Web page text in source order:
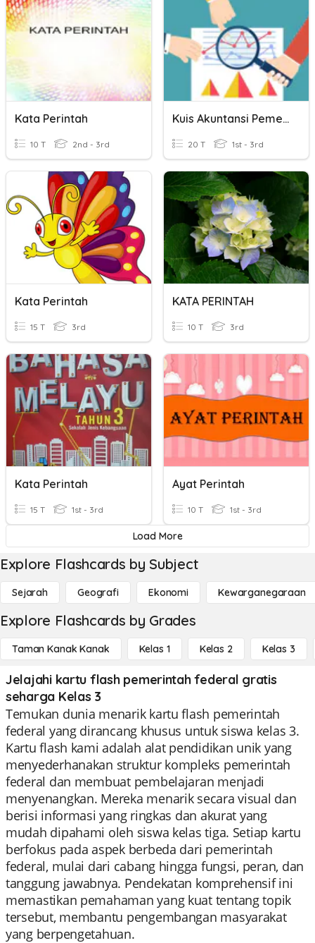
Kata Perintah
10 T 2nd - 3rd
Kuis Akuntansi Pemerintah- P2
20 T 1st - 3rd
Kata Perintah
15 T 3rd
KATA PERINTAH
10 T 3rd
Kata Perintah
15 T 1st - 3rd
Ayat Perintah
10 T 1st - 3rd
Load More
Explore Flashcards by Subject
Sejarah Geografi Ekonomi Kewarganegaraan
Explore Flashcards by Grades
Taman Kanak Kanak Kelas 1 Kelas 2 Kelas 3
Jelajahi kartu flash pemerintah federal gratis
seharga Kelas 3
Temukan dunia menarik kartu flash pemerintah
federal yang dirancang khusus untuk siswa kelas 3.
Kartu flash kami adalah alat pendidikan unik yang
menyederhanakan struktur kompleks pemerintah
federal dan membuat pembelajaran menjadi
menyenangkan. Mereka menarik secara visual dan
berisi informasi yang ringkas dan akurat yang
mudah dipahami oleh siswa kelas tiga. Setiap kartu
berfokus pada aspek berbeda dari pemerintah
federal, mulai dari cabang hingga fungsi, peran, dan
tanggung jawabnya. Pendekatan komprehensif ini
memastikan pemahaman yang kuat tentang topik
tersebut, membantu pengembangan masyarakat
yang berpengetahuan.